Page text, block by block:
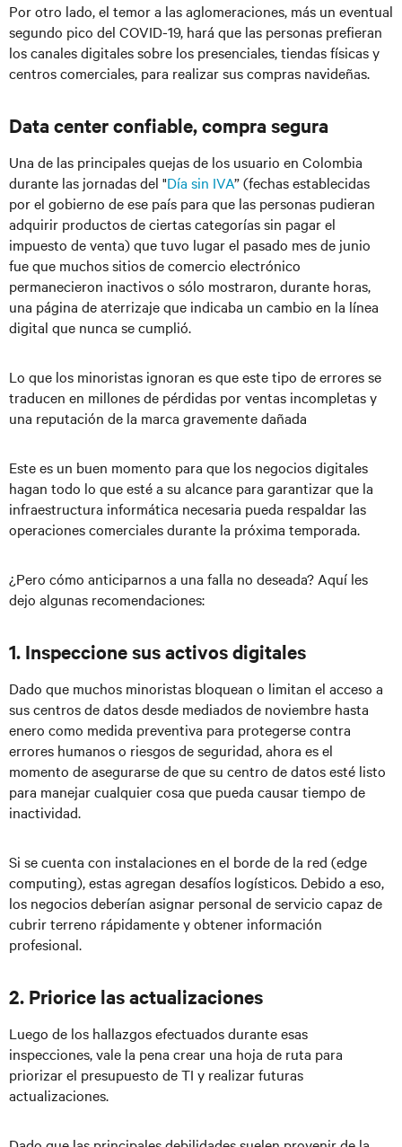
Por otro lado, el temor a las aglomeraciones, más un eventual
segundo pico del COVID-19, hará que las personas prefieran
los canales digitales sobre los presenciales, tiendas físicas y
centros comerciales, para realizar sus compras navideñas.
Data center confiable, compra segura
Una de las principales quejas de los usuario en Colombia
durante las jornadas del "Día sin IVA” (fechas establecidas
por el gobierno de ese país para que las personas pudieran
adquirir productos de ciertas categorías sin pagar el
impuesto de venta) que tuvo lugar el pasado mes de junio
fue que muchos sitios de comercio electrónico
permanecieron inactivos o sólo mostraron, durante horas,
una página de aterrizaje que indicaba un cambio en la línea
digital que nunca se cumplió.
Lo que los minoristas ignoran es que este tipo de errores se
traducen en millones de pérdidas por ventas incompletas y
una reputación de la marca gravemente dañada
Este es un buen momento para que los negocios digitales
hagan todo lo que esté a su alcance para garantizar que la
infraestructura informática necesaria pueda respaldar las
operaciones comerciales durante la próxima temporada.
¿Pero cómo anticiparnos a una falla no deseada? Aquí les
dejo algunas recomendaciones:
1. Inspeccione sus activos digitales
Dado que muchos minoristas bloquean o limitan el acceso a
sus centros de datos desde mediados de noviembre hasta
enero como medida preventiva para protegerse contra
errores humanos o riesgos de seguridad, ahora es el
momento de asegurarse de que su centro de datos esté listo
para manejar cualquier cosa que pueda causar tiempo de
inactividad.
Si se cuenta con instalaciones en el borde de la red (edge
computing), estas agregan desafíos logísticos. Debido a eso,
los negocios deberían asignar personal de servicio capaz de
cubrir terreno rápidamente y obtener información
profesional.
2. Priorice las actualizaciones
Luego de los hallazgos efectuados durante esas
inspecciones, vale la pena crear una hoja de ruta para
priorizar el presupuesto de TI y realizar futuras
actualizaciones.